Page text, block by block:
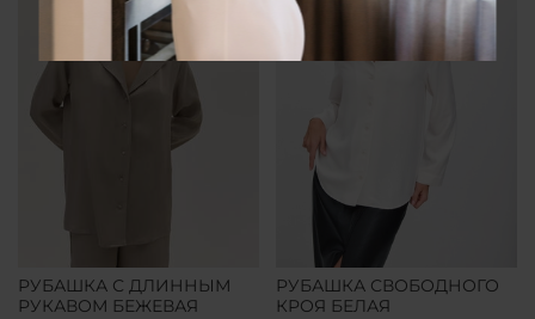
РУБАШКА С ДЛИННЫМ
РУКАВОМ БЕЖЕВАЯ
РУБАШКА СВОБОДНОГО
КРОЯ БЕЛАЯ